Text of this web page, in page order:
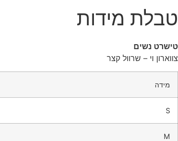
טבלת מידות
טישרט נשים
צווארון וי – שרוול קצר
מידה
S
M